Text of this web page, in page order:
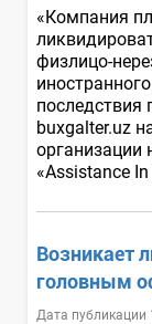
«Компания
физлицо-
последствия
buxgalter.uz
организации
«Assistance
Возникает
головным
Дата публикации